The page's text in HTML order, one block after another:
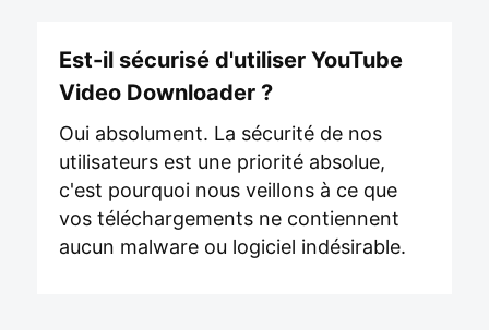
Est-il sécurisé d'utiliser YouTube
Video Downloader ?
Oui absolument. La sécurité de nos
utilisateurs est une priorité absolue,
c'est pourquoi nous veillons à ce que
vos téléchargements ne contiennent
aucun malware ou logiciel indésirable.